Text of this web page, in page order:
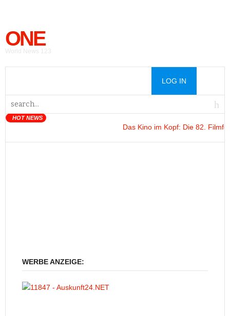
ONE
World News 123
LOG IN
HOT NEWS
Das Kino im Kopf: Die 82.
WERBE ANZEIGE: